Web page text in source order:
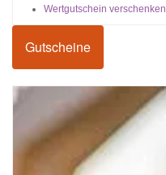
Wertgutschein verschenken
Gutscheine